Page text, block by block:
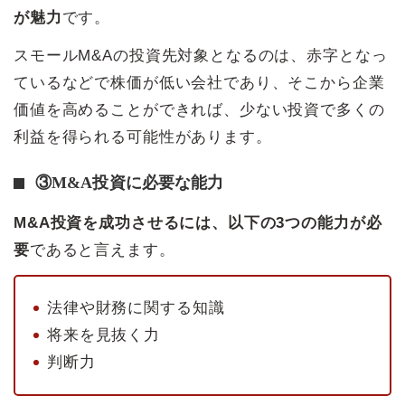
が魅力 です。
スモールM&Aの投資先対象となるのは、赤字となっ
ているなどで株価が低い会社であり、そこから企業
価値を高めることができれば、少ない投資で多くの
利益を得られる可能性があります。
③M&A投資に必要な能力
M&A投資を成功させるには、以下の3つの能力が必
要であると言えます。
法律や財務に関する知識
将来を見抜く力
判断力